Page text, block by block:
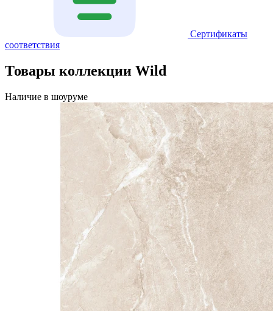
Сертификаты
соответствия
Товары коллекции Wild
Наличие в шоуруме